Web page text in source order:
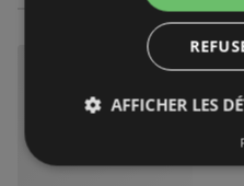
AFFICHER LES